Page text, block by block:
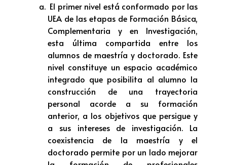
El primer nivel está conformado por las
UEA de las etapas de Formación Básica,
Complementaria y en Investigación,
esta última compartida entre los
alumnos de maestría y doctorado. Este
nivel constituye un espacio académico
integrado que posibilita al alumno la
construcción de una trayectoria
personal acorde a su formación
anterior, a los objetivos que persigue y
a sus intereses de investigación. La
coexistencia de la maestría y el
doctorado permite por un lado mejorar